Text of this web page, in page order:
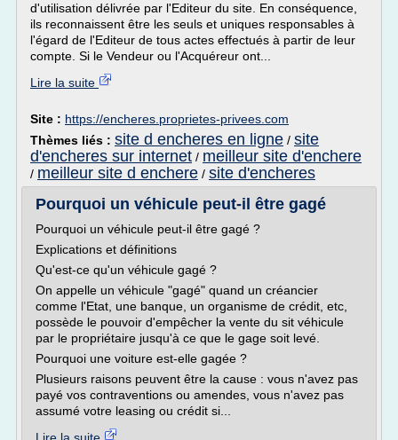
d'utilisation délivrée par l'Editeur du site. En conséquence,
ils reconnaissent être les seuls et uniques responsables à
l'égard de l'Editeur de tous actes effectués à partir de leur
compte. Si le Vendeur ou l'Acquéreur ont...
Lire la suite
Site : https://encheres.proprietes-privees.com
Thèmes liés : site d encheres en ligne / site
d'encheres sur internet / meilleur site d'enchere
/ meilleur site d enchere / site d'encheres
Pourquoi un véhicule peut-il être gagé
Pourquoi un véhicule peut-il être gagé ?
Explications et définitions
Qu'est-ce qu'un véhicule gagé ?
On appelle un véhicule "gagé" quand un créancier
comme l'Etat, une banque, un organisme de crédit, etc,
possède le pouvoir d'empêcher la vente du sit véhicule
par le propriétaire jusqu'à ce que le gage soit levé.
Pourquoi une voiture est-elle gagée ?
Plusieurs raisons peuvent être la cause : vous n'avez pas
payé vos contraventions ou amendes, vous n'avez pas
assumé votre leasing ou crédit si...